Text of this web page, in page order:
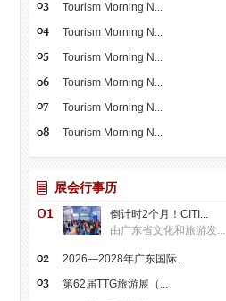
Tourism Morning N...
Tourism Morning N...
Tourism Morning N...
Tourism Morning N...
Tourism Morning N...
Tourism Morning N...
展会行事历
倒计时2个月！CITI...
由广东省文化和旅游发...
2026—2028年广东国际...
第62届TTG旅游展（...